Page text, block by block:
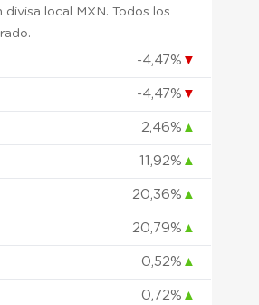
local MXN. Todos los
-4,47% ▼
-4,47% ▼
2,46% ▲
11,92% ▲
20,36% ▲
20,79% ▲
0,52% ▲
0,72% ▲